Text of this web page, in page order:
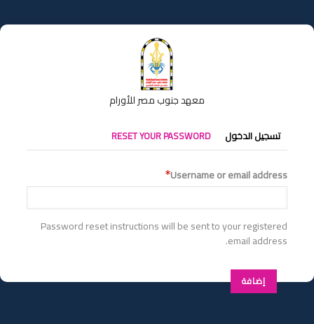
إلى
المحتوى
معهد جنوب مصر للأورام
التبويبات
الأساسية
تسجيل الدخول RESET YOUR PASSWORD
Username or email address
Password reset instructions will be sent to your registered
email address.